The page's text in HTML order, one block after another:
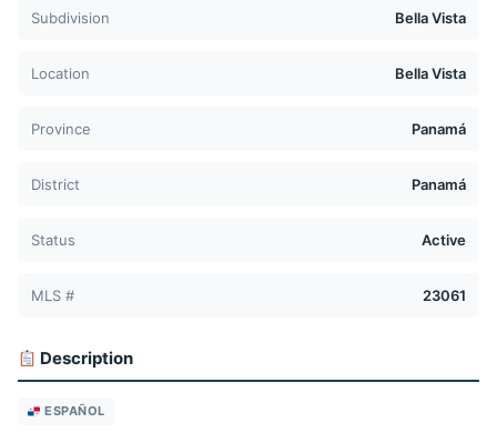
Subdivision Bella Vista
Location Bella Vista
Province Panamá
District Panamá
Status Active
MLS # 23061
Description
ESPAÑOL